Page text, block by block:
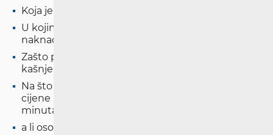
Koja je uloga HAKOM-a po zahtjevu putnika?
U kojim slučajevima putnik ima pravo na
naknadu ako je vlak kasnio?
Zašto putnik nema pravo na naknadu za
kašnjenje ako je iznos naknade manji od 4 EUR?
Na što putnik ima pravo, osim prava na naknadu
cijene karte, u slučaju kašnjenja vlaka duže od 60
minuta?
a li osobe s invaliditetom imaju pravo na pomoć?